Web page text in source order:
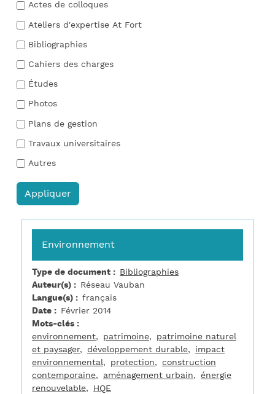
Actes de colloques
Ateliers d'expertise At Fort
Bibliographies
Cahiers des charges
Études
Photos
Plans de gestion
Travaux universitaires
Autres
Environnement
Type de document
Bibliographies
Auteur(s)
Réseau Vauban
Langue(s)
français
Date
Février 2014
Mots-clés
environnement
patrimoine
patrimoine naturel
et paysager
développement durable
impact
environnemental
protection
construction
contemporaine
aménagement urbain
énergie
renouvelable
HQE